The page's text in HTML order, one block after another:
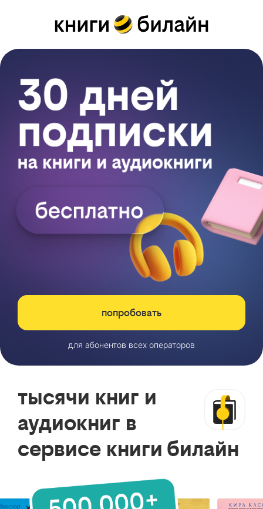
попробовать
для абонентов всех операторов
тысячи книг и
аудиокниг в
сервисе книги билайн